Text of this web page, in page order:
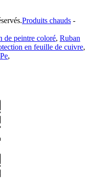
Produits chauds -
de peintre coloré, Ruban
en feuille de cuivre,
,